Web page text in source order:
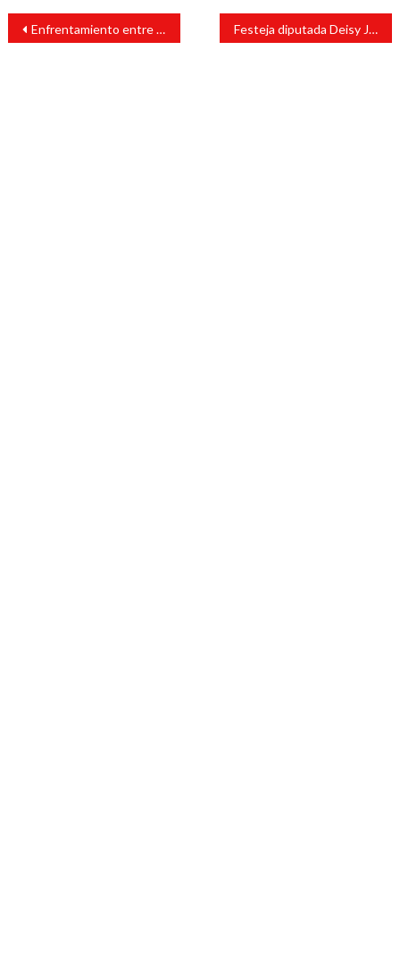
Navegación
entradas
Enfrentamiento entre fuerzas del orden y presuntos delincuentes en Cosamaloapan Festeja diputada Deisy Juan Antonio a las madres a través del concurso virtual “Un Acróstico para Mamá”.